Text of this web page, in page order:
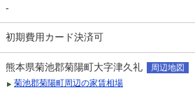
-
初期費用カード決済可
熊本県菊池郡菊陽町大字津久礼
周辺地図
菊池郡菊陽町周辺の家賃相場